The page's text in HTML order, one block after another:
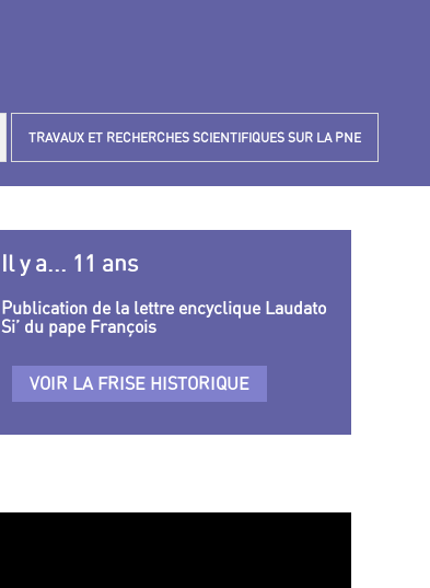
TRAVAUX ET RECHERCHES SCIENTIFIQUES SUR LA PNE
Il y a... 11 ans
Publication de la lettre encyclique Laudato
Si’ du pape François
VOIR LA FRISE HISTORIQUE